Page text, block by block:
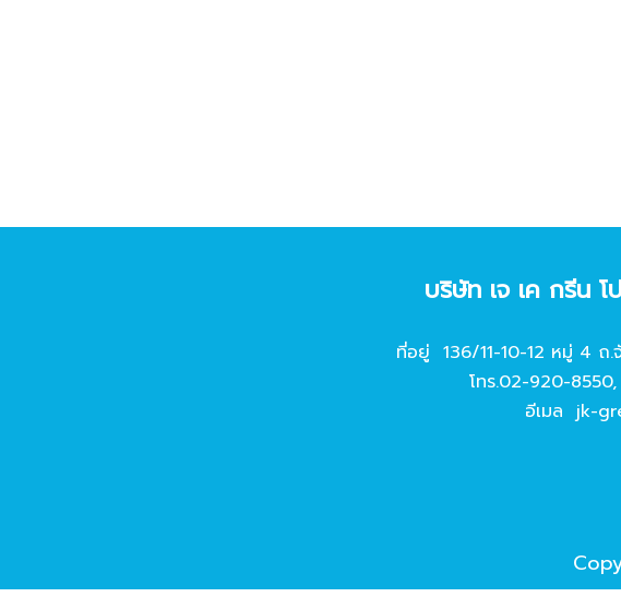
บริษัท เจ เค กรีน
ที่อยู่ 136/11-10-12 หมู่ 4 ถ.
โทร.02-920-8550,
อีเมล jk-